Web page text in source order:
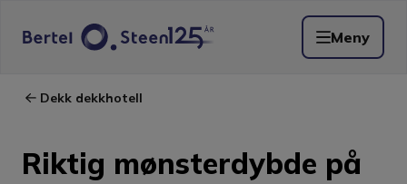
Meny
Dekk dekkhotell
Riktig mønsterdybde på